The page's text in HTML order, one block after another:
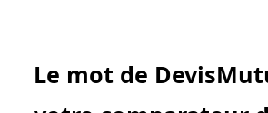
Le mot de